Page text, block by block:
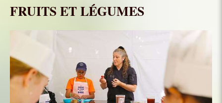
FRUITS ET LÉGUMES